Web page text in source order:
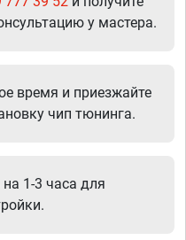
у мастера.
время и приезжайте
чип тюнинга.
1-3 часа для